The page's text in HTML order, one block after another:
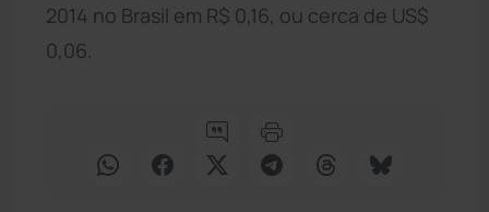
2014 no Brasil em R$ 0,16, ou cerca de US$
0,06.